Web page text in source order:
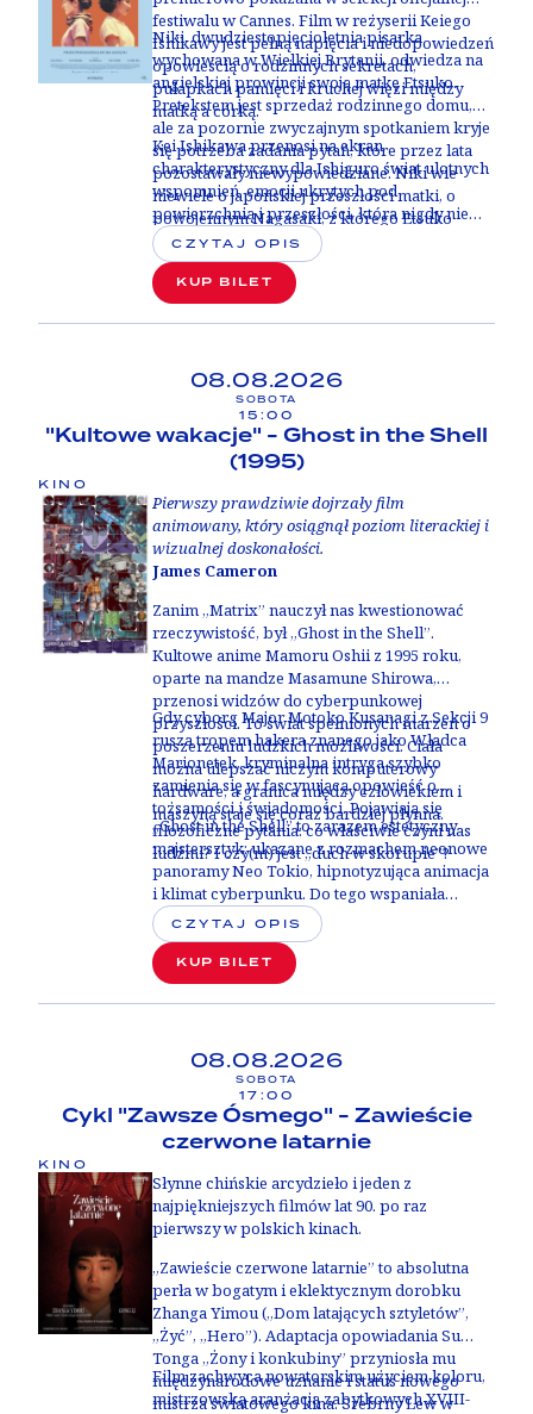
festiwalu w Cannes. Film w reżyserii Keiego
Ishikawy jest pełną napięcia i niedopowiedzeń
opowieścią o rodzinnych sekretach,
pułapkach pamięci i kruchej więzi między
matką a córką.
Niki, dwudziestopięcioletnia pisarka
wychowana w Wielkiej Brytanii, odwiedza na
angielskiej prowincji swoją matkę Etsuko.
Pretekstem jest sprzedaż rodzinnego domu,
ale za pozornie zwyczajnym spotkaniem kryje
się potrzeba zadania pytań, które przez lata
pozostawały niewypowiedziane. Niki wie
niewiele o japońskiej przeszłości matki, o
powojennym Nagasaki, z którego Etsuko
wyjechała do Wielkiej Brytanii, ani o
okolicznościach, w jakich wraz z nią opuściła
Japonię jej starsza córka Keiko. Wyznania
Etsuko pełne są luk, uników i przemilczeń;
chroniącą przed bolesną pamięcią.
Kei Ishikawa przenosi na ekran
charakterystyczny dla Ishiguro świat ulotnych
wspomnień, emocji ukrytych pod
powierzchnią i przeszłości, która nigdy nie
daje się opowiedzieć do końca. Atmosferę
narastającego napięcia i tajemnicy budują
stylowe, hipnotyzujące zdjęcia Piotra
Niemyjskiego oraz muzyka Pawła Mykietyna,
kompozytora znanego z filmów „IO” i
odpowiada Mariusz Włodarski, producent
takich tytułów jak „Dziewczyna z igłą”,
„Sweat” czy „Brzydka siostra”.
CZYTAJ OPIS
KUP BILET
08.08.2026
SOBOTA
15:00
"Kultowe wakacje" - Ghost in the Shell
(1995)
KINO
Pierwszy prawdziwie dojrzały film
animowany, który osiągnął poziom literackiej i
wizualnej doskonałości.
James Cameron
Zanim„Matrix” nauczył nas kwestionować
rzeczywistość, był„Ghost in the Shell”.
Kultowe anime Mamoru Oshii z 1995 roku,
oparte na mandze Masamune Shirowa,
przenosi widzów do cyberpunkowej
przyszłości. To świat spełnionych marzeń o
poszerzeniu ludzkich możliwości. Ciała
można ulepszać niczym komputerowy
hardware, a granica między człowiekiem i
maszyną staje się coraz bardziej płynna.
Gdy cyborg Major Motoko Kusanagi z Sekcji 9
rusza tropem hakera znanego jako Władca
Marionetek, kryminalna intryga szybko
zamienia się w fascynującą opowieść o
tożsamości i świadomości. Pojawiają się
filozoficzne pytania: co właściwie czyni nas
ludźmi? I czy(m) jest „duch w skorupie”?
„Ghost in the Shell” to zarazem estetyczny
majstersztyk: ukazane z rozmachem neonowe
panoramy Neo Tokio, hipnotyzująca animacja
i klimat cyberpunku. Do tego wspaniała
ścieżka dźwiękowa, dzięki której Kenji Kawaii
nadał futurystycznej historii niemal mistyczny
wymiar. Film nie tylko zrewolucjonizował
animację, ale też na trwałe wpłynął na kino
science fiction i popkulturę XXI wieku.
Avatara”, ale też serie gier Metal Gear Solid
oraz Deus Ex.
CZYTAJ OPIS
KUP BILET
08.08.2026
SOBOTA
17:00
Cykl "Zawsze Ósmego" - Zawieście
czerwone latarnie
KINO
Słynne chińskie arcydzieło i jeden z
najpiękniejszych filmów lat 90. po raz
pierwszy w polskich kinach.
„Zawieście czerwone latarnie” to absolutna
perła w bogatym i eklektycznym dorobku
Zhanga Yimou („Dom latających sztyletów”,
„Żyć”, „Hero”). Adaptacja opowiadania Su
Tonga „Żony i konkubiny” przyniosła mu
międzynarodowe uznanie i status nowego
mistrza światowego kina. Srebrny Lew w
Film zachwyca nowatorskim użyciem koloru,
mistrzowską aranżacją zabytkowych XVIII-